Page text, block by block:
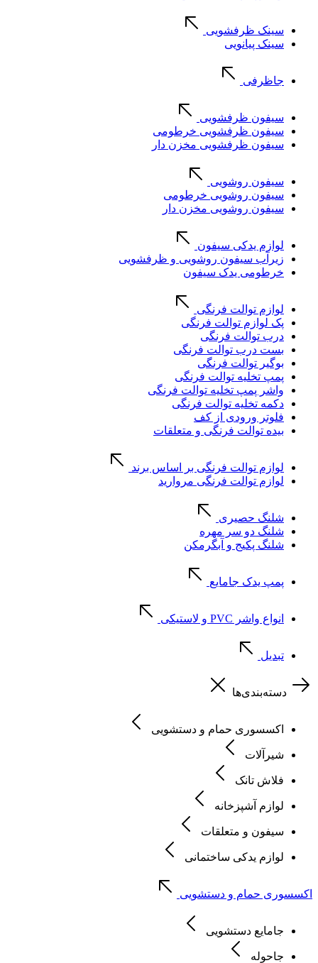
سینک ظرفشویی
سینک پیانویی
جاظرفی
سیفون ظرفشویی
سیفون ظرفشویی خرطومی
سیفون ظرفشویی مخزن دار
سیفون روشویی
سیفون روشویی خرطومی
سیفون روشویی مخزن دار
لوازم یدکی سیفون
زیرآب سیفون روشویی و ظرفشویی
خرطومی یدک سیفون
لوازم توالت فرنگی
پک لوازم توالت فرنگی
درب توالت فرنگی
بست درب توالت فرنگی
بوگیر توالت فرنگی
پمپ تخلیه توالت فرنگی
واشر پمپ تخلیه توالت فرنگی
دکمه تخلیه توالت فرنگی
فلوتر ورودی از کف
بیده توالت فرنگی و متعلقات
لوازم توالت فرنگی بر اساس برند
لوازم توالت فرنگی مروارید
شلنگ حصیری
شلنگ دو سر مهره
شلنگ پکیج و آبگرمکن
پمپ یدک جامایع
انواع واشر PVC و لاستیکی
تبدیل
دسته‌بندی‌ها
اکسسوری حمام و دستشویی
شیرآلات
فلاش تانک
لوازم آشپزخانه
سیفون و متعلقات
لوازم یدکی ساختمانی
اکسسوری حمام و دستشویی
جامایع دستشویی
جاحوله